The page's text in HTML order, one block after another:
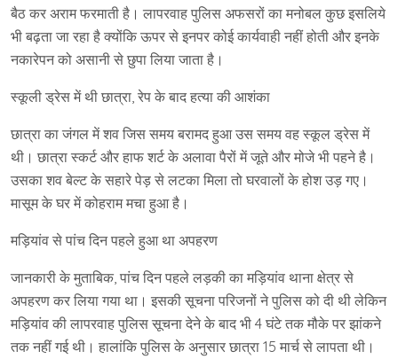
बैठ कर अराम फरमाती है। लापरवाह पुलिस अफसरों का मनोबल कुछ इसलिये
भी बढ़ता जा रहा है क्योंकि ऊपर से इनपर कोई कार्यवाही नहीं होती और इनके
नकारेपन को असानी से छुपा लिया जाता है।
स्कूली ड्रेस में थी छात्रा, रेप के बाद हत्या की आशंका
छात्रा का जंगल में शव जिस समय बरामद हुआ उस समय वह स्कूल ड्रेस में
थी। छात्रा स्कर्ट और हाफ शर्ट के अलावा पैरों में जूते और मोजे भी पहने है।
उसका शव बेल्ट के सहारे पेड़ से लटका मिला तो घरवालों के होश उड़ गए।
मासूम के घर में कोहराम मचा हुआ है।
मड़ियांव से पांच दिन पहले हुआ था अपहरण
जानकारी के मुताबिक, पांच दिन पहले लड़की का मड़ियांव थाना क्षेत्र से
अपहरण कर लिया गया था। इसकी सूचना परिजनों ने पुलिस को दी थी लेकिन
मड़ियांव की लापरवाह पुलिस सूचना देने के बाद भी 4 घंटे तक मौके पर झांकने
तक नहीं गई थी। हालांकि पुलिस के अनुसार छात्रा 15 मार्च से लापता थी।